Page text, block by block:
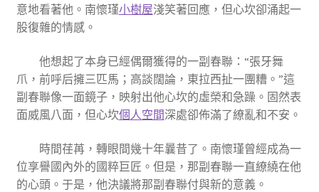
意地看著他。南懷瑾小樹屋淺笑著回應，但心坎卻涌起一
股復雜的情感。
他想起了本身已經偶爾獲得的一副春聯：“張牙舞
爪，前呼后擁三匹馬；高談闊論，東拉西扯一團糟。”這
副春聯像一面鏡子，映射出他心坎的虛榮和急躁。固然表
面威風八面，但心坎個人空間深處卻佈滿了繚亂和不安。
時間荏苒，轉眼間幾十年曩昔了。南懷瑾曾經成為一
位享譽國內外的國粹巨匠。但是，那副春聯一直繚繞在他
的心頭。于是，他決議將那副春聯付與新的意義。